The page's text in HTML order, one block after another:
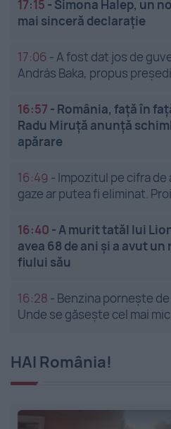
17:15 - Simona Halep, un
mai sinceră declarație
17:06 -A fost dat jos de
András Baka, propus
16:57 - România, față în
Radu Miruță anunță
apărare
16:49 - Impozitul pe cifra
gaze ar putea fi eliminat.
16:40 -A murit tatăl lui
avea 68 de ani și a avut
fiului său
16:28 - Benzina pornește
Unde se găsește cel mai
HAI România!